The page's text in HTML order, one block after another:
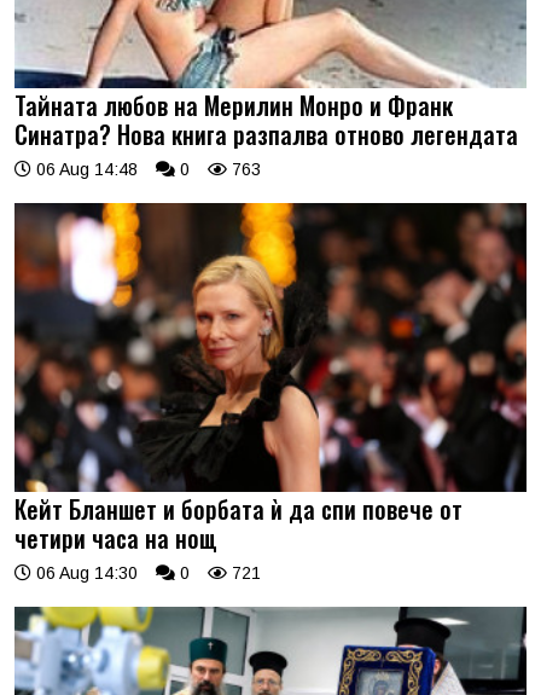
Тайната любов на Мерилин Монро и Франк
Синатра? Нова книга разпалва отново легендата
06 Aug 14:48 0 763
Кейт Бланшет и борбата ѝ да спи повече от
четири часа на нощ
06 Aug 14:30 0 721